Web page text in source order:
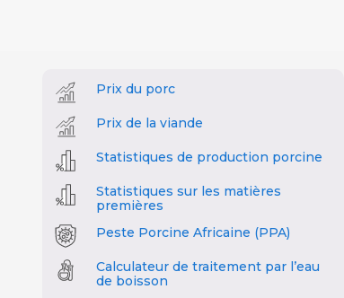
Prix du porc
Prix de la viande
Statistiques de production porcine
Statistiques sur les matières
premières
Peste Porcine Africaine (PPA)
Calculateur de traitement par l’eau
de boisson